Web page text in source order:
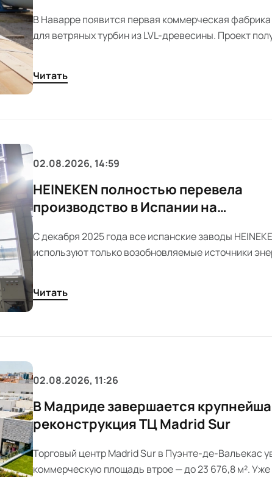
В Наварре появится первая коммерческая
для ветряных турбин из LVL-древесины. Проект
Читать
02.08.2026, 14:59
HEINEKEN полностью перевела
производство в Испании на
С декабря 2025 года все испанские заводы
используют только возобновляемые источники
переработке отходов.
Читать
02.08.2026, 11:26
В Мадриде завершается
реконструкция ТЦ Madrid Sur
Торговый центр Madrid Sur в Пуэнте-де-Вальекас
коммерческую площадь втрое — до 23 676,8 м².